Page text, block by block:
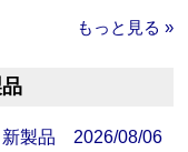
もっと見る »
新製品 2026/08/06